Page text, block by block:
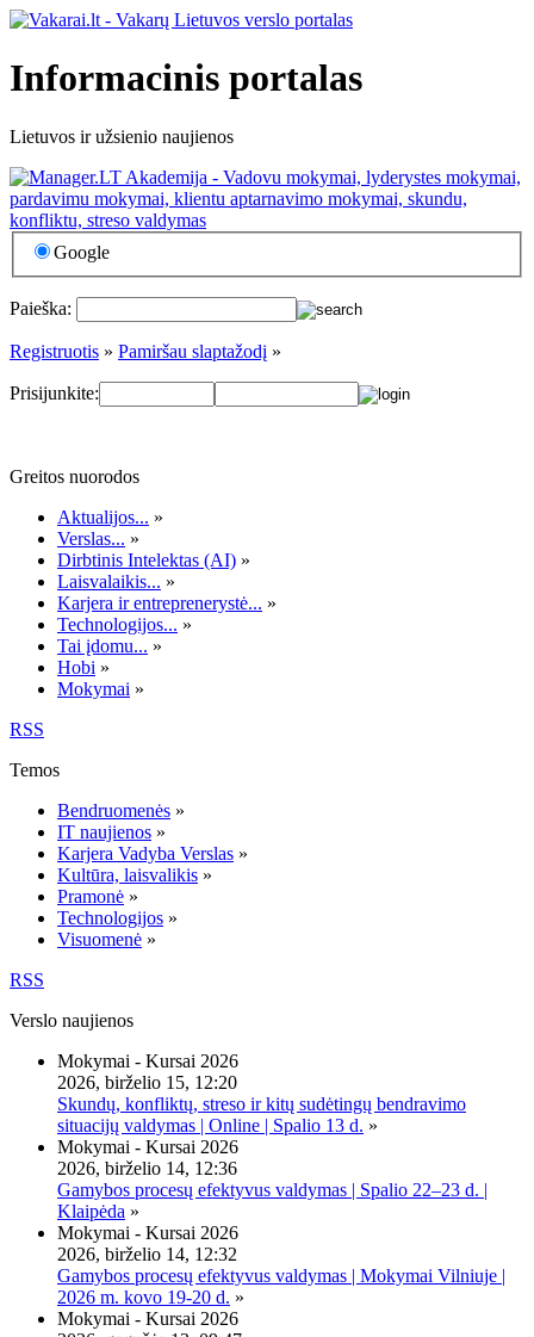
Informacinis portalas
Lietuvos ir užsienio naujienos
Google
Paieška:
Registruotis » Pamiršau slaptažodį »
Prisijunkite:
Greitos nuorodos
Aktualijos... »
Verslas... »
Dirbtinis Intelektas (AI) »
Laisvalaikis... »
Karjera ir entreprenerystė... »
Technologijos... »
Tai įdomu... »
Hobi »
Mokymai »
RSS
Temos
Bendruomenės »
IT naujienos »
Karjera Vadyba Verslas »
Kultūra, laisvalikis »
Pramonė »
Technologijos »
Visuomenė »
RSS
Verslo naujienos
Mokymai - Kursai 2026
2026, birželio 15, 12:20
Skundų, konfliktų, streso ir kitų sudėtingų bendravimo
situacijų valdymas | Online | Spalio 13 d. »
Mokymai - Kursai 2026
2026, birželio 14, 12:36
Gamybos procesų efektyvus valdymas | Spalio 22–23 d. |
Klaipėda »
Mokymai - Kursai 2026
2026, birželio 14, 12:32
Gamybos procesų efektyvus valdymas | Mokymai Vilniuje |
2026 m. kovo 19-20 d. »
Mokymai - Kursai 2026